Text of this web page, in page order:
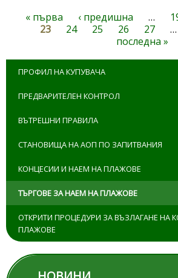
Страници
« първа ‹ предишна …
23
24 25 26 27 …
последна »
ПРОФИЛ НА КУПУВАЧА
ПРЕДВАРИТЕЛЕН КОНТРОЛ
ВЪТРЕШНИ ПРАВИЛА
СТАНОВИЩА НА АОП ПО ЗАПИТВАНИЯ
КОНЦЕСИИ И НАЕМ НА ПЛАЖОВЕ
ТЪРГОВЕ ЗА НАЕМ НА ПЛАЖОВЕ
ОТКРИТИ ПРОЦЕДУРИ ЗА ВЪЗЛАГАНЕ НА
ПЛАЖОВЕ